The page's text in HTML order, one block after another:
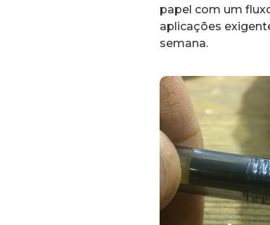
papel com um
aplicações
semana.